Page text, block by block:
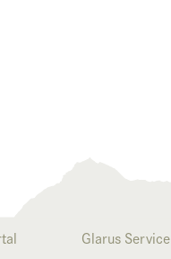
Glarus Service